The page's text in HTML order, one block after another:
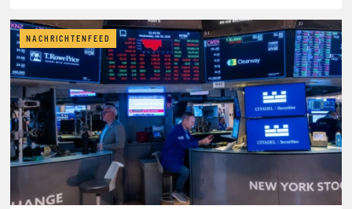
NACHRICHTENFEED